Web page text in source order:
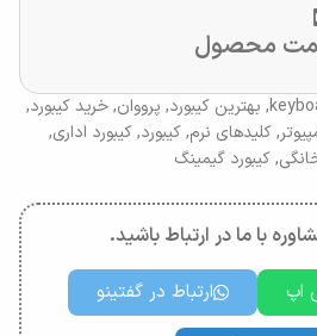
محصول
, بهترین کیبورد, پرووان,خرید کیبورد,
,کلیدهای نرم,کیبورد,کیبورد اداری,
,کیبورد گیمینگ
با ما در ارتباط باشید.
اپ ارتباط در گفتینو